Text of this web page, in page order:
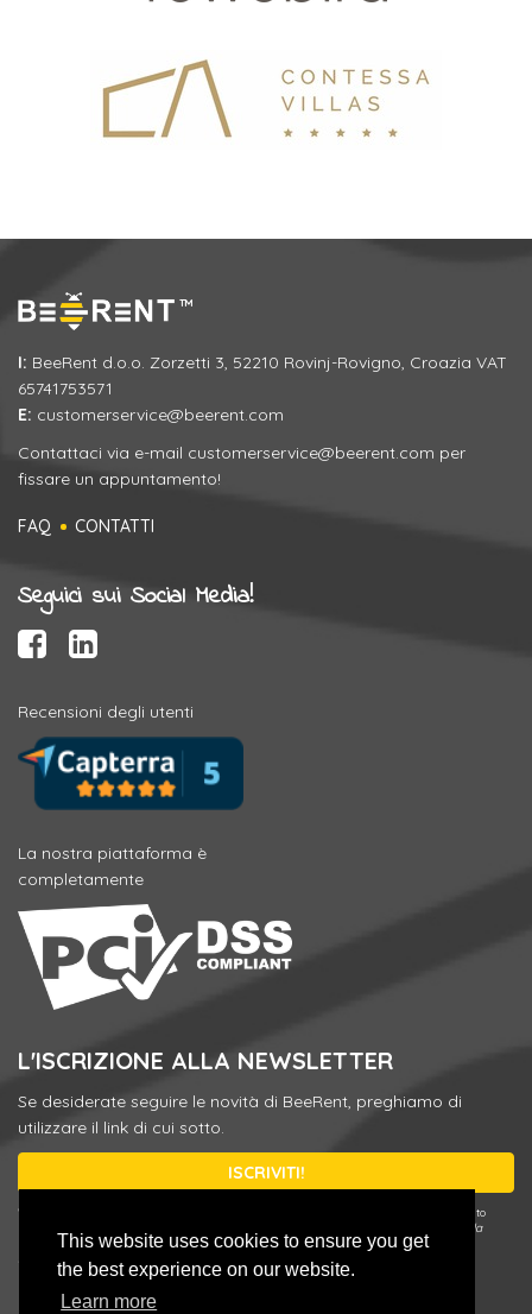
This website uses cookies to ensure you get
the best experience on our website.
Learn more
I: BeeRent d.o.o. Zorzetti 3, 52210 Rovinj-Rovigno, Croazia VAT
65741753571
E: customerservice@beerent.com
Contattaci via e-mail customerservice@beerent.com per
fissare un appuntamento!
FAQ CONTATTI
Seguici sui Social Media!
Recensioni degli utenti
La nostra piattaforma è
completamente
L'ISCRIZIONE ALLA NEWSLETTER
Se desiderate seguire le novità di BeeRent, preghiamo di
utilizzare il link di cui sotto.
ISCRIVITI!
* Puotete annullare l'iscrizione o modificare le sue preferenze in qualsiasi momento
nella nostra e-mail della
Newsletter o inserendo il suo indirizzo e-mail registrato in modulo di iscrizione e
scegliendo
Update your preferences / Unsubscribe